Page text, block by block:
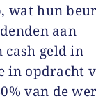
wat hun
aan
cash geld in
in opdracht
van de